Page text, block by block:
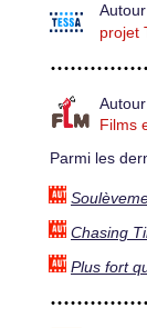
projet
Films
Parmi les
Chasing
Plus fort